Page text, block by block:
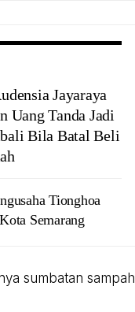
Jayaraya
Uang Tanda Jadi
Bila Batal Beli
Tionghoa
Semarang
sumbatan sampah